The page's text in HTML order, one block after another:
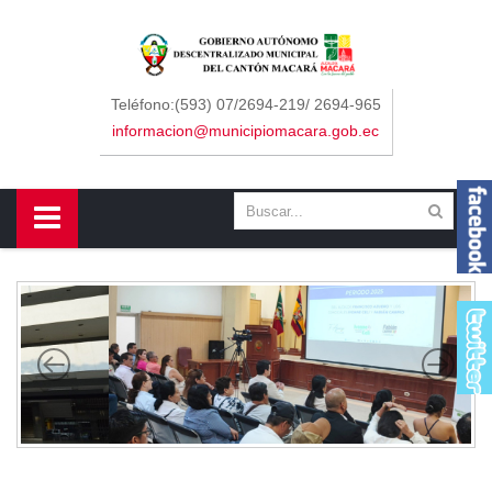
Teléfono:(593) 07/2694-219/ 2694-965
informacion@municipiomacara.gob.ec
Sidebar Menu
Concejo
Departamentos
Contáctenos
Macará
Cantón
Himno a Macará
Símbolos Patrios